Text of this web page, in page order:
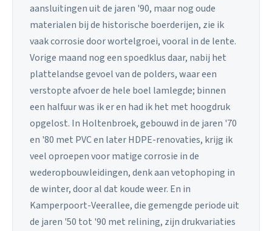
aansluitingen uit de jaren '90, maar nog oude
materialen bij de historische boerderijen, zie ik
vaak corrosie door wortelgroei, vooral in de lente.
Vorige maand nog een spoedklus daar, nabij het
plattelandse gevoel van de polders, waar een
verstopte afvoer de hele boel lamlegde; binnen
een halfuur was ik er en had ik het met hoogdruk
opgelost. In Holtenbroek, gebouwd in de jaren '70
en '80 met PVC en later HDPE-renovaties, krijg ik
veel oproepen voor matige corrosie in de
wederopbouwleidingen, denk aan vetophoping in
de winter, door al dat koude weer. En in
Kamperpoort-Veerallee, die gemengde periode uit
de jaren '50 tot '90 met relining, zijn drukvariaties